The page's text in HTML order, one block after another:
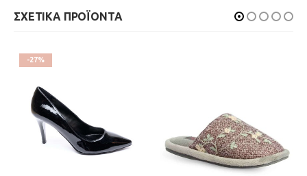
ΣΧΕΤΙΚΑ ΠΡΟΪΟΝΤΑ
-27%